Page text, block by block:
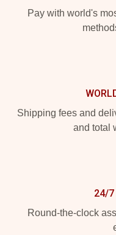
Pay with world's
Shipping fees and
and total
24/7
Round-the-clock